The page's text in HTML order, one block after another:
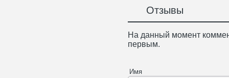
Отзывы
На данный момент
первым.
Имя